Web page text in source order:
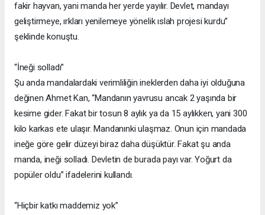
fakir hayvan, yani manda her yerde yayılır. Devlet, mandayı
geliştirmeye, ırkları yenilemeye yönelik ıslah projesi kurdu”
şeklinde konuştu.
“İneği solladı”
Şu anda mandalardaki verimliliğin ineklerden daha iyi olduğuna
değinen Ahmet Kan, “Mandanın yavrusu ancak 2 yaşında bir
kesime gider. Fakat bir tosun 8 aylık ya da 15 aylıkken, yani 300
kilo karkas ete ulaşır. Mandanınki ulaşmaz. Onun için mandada
ineğe göre gelir düzeyi biraz daha düşüktür. Fakat şu anda
manda, ineği solladı. Devletin de burada payı var. Yoğurt da
popüler oldu” ifadelerini kullandı.
“Hiçbir katkı maddemiz yok”